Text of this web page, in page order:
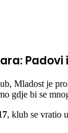
Padovi
Mladost je
gdje bi se
, klub se vratio